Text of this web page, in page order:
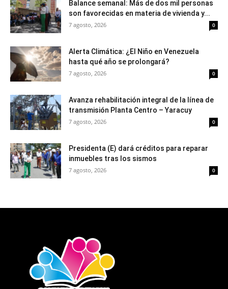
Balance semanal: Más de dos mil personas
son favorecidas en materia de vivienda y...
7 agosto, 2026 0
Alerta Climática: ¿El Niño en Venezuela
hasta qué año se prolongará?
7 agosto, 2026 0
Avanza rehabilitación integral de la línea de
transmisión Planta Centro – Yaracuy
7 agosto, 2026 0
Presidenta (E) dará créditos para reparar
inmuebles tras los sismos
7 agosto, 2026 0